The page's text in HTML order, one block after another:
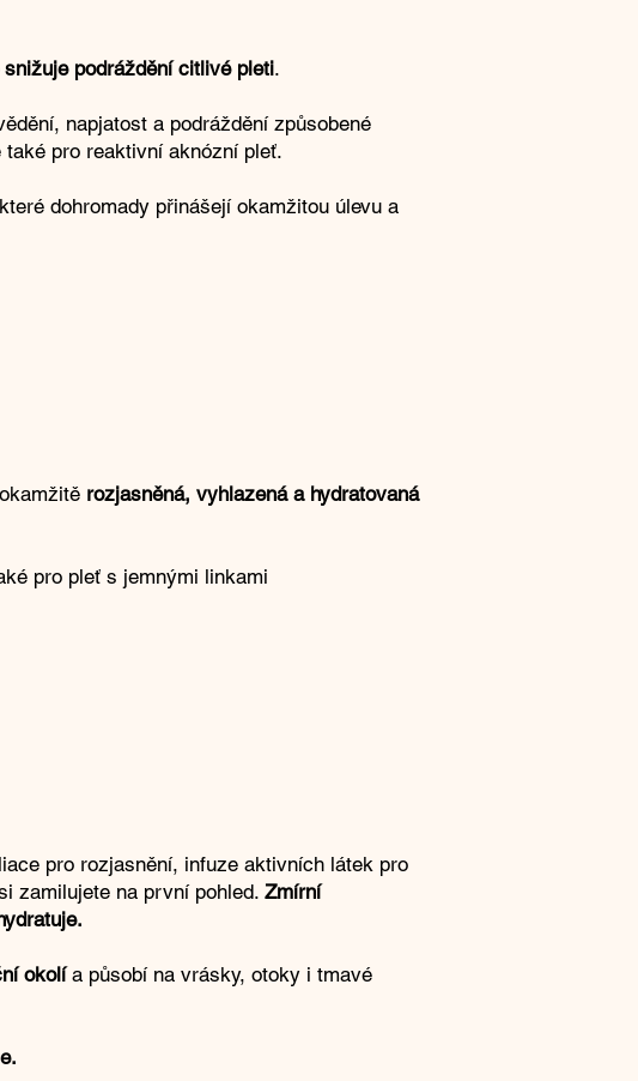
podráždění citlivé pleti.
napjatost a podráždění způsobené
pro reaktivní aknózní pleť.
dohromady přinášejí okamžitou úlevu a
rozjasněná, vyhlazená a hydratovaná
pro pleť s jemnými linkami
pro rozjasnění, infuze aktivních látek pro
zamilujete na první pohled. Zmírní
okolía působí na vrásky, otoky i tmavé